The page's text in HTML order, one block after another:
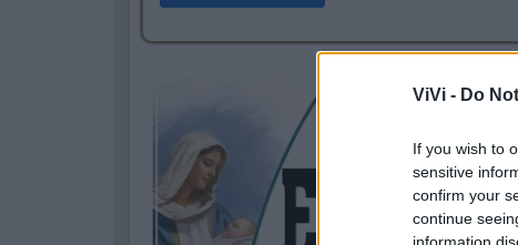
ViVi - Do
If you wish to
sensitive
confirm your
continue
information